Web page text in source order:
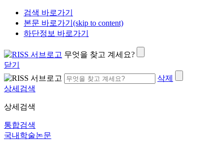
검색 바로가기
본문 바로가기(skip to content)
하단정보 바로가기
무엇을 찾고 계세요?
닫기
삭제
상세검색
상세검색
통합검색
국내학술논문